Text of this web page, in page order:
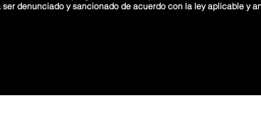
denunciado y sancionado de acuerdo con la ley aplicable y